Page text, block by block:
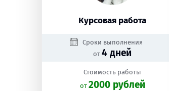
Курсовая работа
Сроки выполнения
от 4 дней
Стоимость работы
oт 2000 рублей